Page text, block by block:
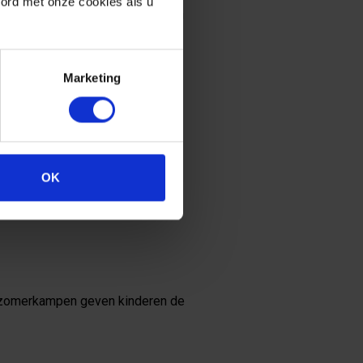
Marketing
OK
nieuwe vaardigheden en
wetenschappen, kunst, sport
een kind.
een broodnodige gelegenheid
geven kinderen de